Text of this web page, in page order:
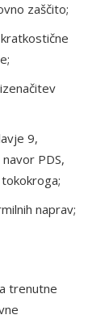
zaščito;
9,
PDS,
naprav;
trenutne